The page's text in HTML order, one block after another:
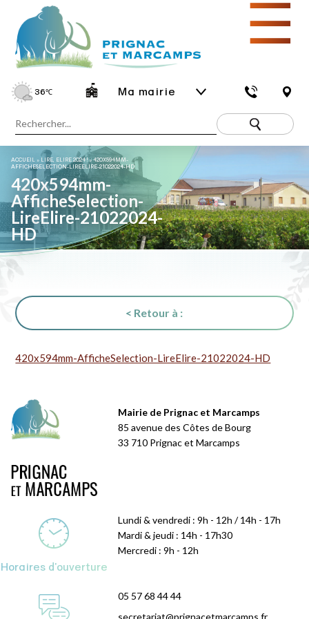
36℃ Ma mairie
☰
ACCUEIL » LIRE, ELIRE 2024 !»420X594MM-
AFFICHESELECTION-LIREELIRE-21022024-HD
420x594mm-
AfficheSelection-
LireElire-21022024-
HD
< Retour à :
420x594mm-AfficheSelection-LireElire-21022024-HD
Mairie de Prignac et Marcamps
85 avenue des Côtes de Bourg
33 710 Prignac et Marcamps
Horaires d'ouverture
Lundi & vendredi : 9h - 12h / 14h - 17h
Mardi & jeudi : 14h - 17h30
Mercredi : 9h - 12h
05 57 68 44 44